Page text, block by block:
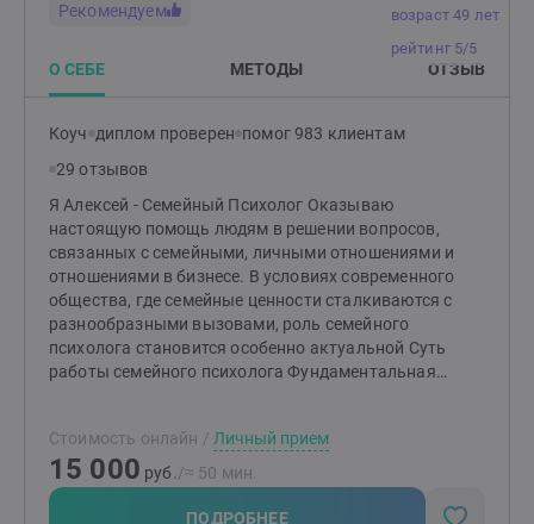
возраст 49 лет
рейтинг 5/5
Рекомендуем
О СЕБЕ МЕТОДЫ ОТЗЫВ
Коуч диплом проверен помог 983 клиентам
29 отзывов
Я Алексей - Семейный Психолог Оказываю
настоящую помощь людям в решении вопросов,
связанных с семейными, личными отношениями и
отношениями в бизнесе. В условиях современного
общества, где семейные ценности сталкиваются с
разнообразными вызовами, роль семейного
психолога становится особенно актуальной Суть
работы семейного психолога Фундаментальная
семьи”. Согласитесь, － ведь Только Правда
Врачует?! На наших с вами консультациях создаю
атмосферную обстановку доверия; это первое
необходимое условие в работе психолога.
Стоимость онлайн / Личный прием
15 000 руб./≈ 50 мин.
ПОДРОБНЕЕ